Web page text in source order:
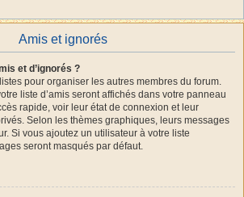
Amis et ignorés
et d’ignorés ?
pour organiser les autres membres du forum.
liste d’amis seront affichés dans votre panneau
rapide, voir leur état de connexion et leur
Selon les thèmes graphiques, leurs messages
Si vous ajoutez un utilisateur à votre liste
seront masqués par défaut.